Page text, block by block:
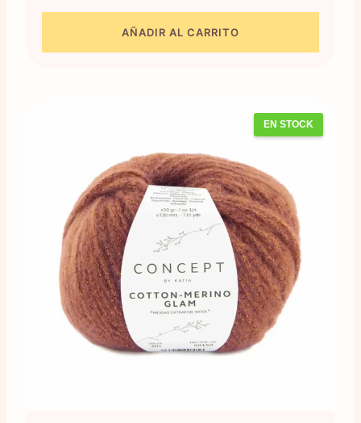
AÑADIR AL CARRITO
EN STOCK